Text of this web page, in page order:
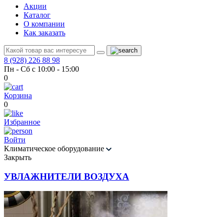
Акции
Каталог
О компании
Как заказать
8 (928) 226 88 98
Пн - Сб с 10:00 - 15:00
0
Корзина
0
Избранное
Войти
Климатическое оборудование
Закрыть
УВЛАЖНИТЕЛИ ВОЗДУХА